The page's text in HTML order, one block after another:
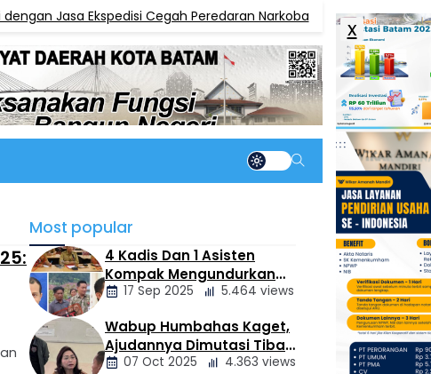
Ekspedisi Cegah Peredaran Narkoba BERITA BWS
Most popular
Berita
Daerah
4 Kadis Dan 1 Asisten
Kompak Mengundurkan
Diri, Ada Apa
17 Sep 2025 5.464 views
Wabup Humbahas Kaget,
Ajudannya Dimutasi Tiba-
tiba Tanpa Alasan Oleh
07 Oct 2025 4.363 views
x